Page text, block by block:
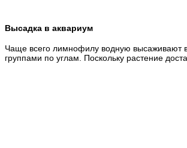
Высадка в аквариум
Чаще всего лимнофилу водную высаживают
группами по углам. Поскольку растение